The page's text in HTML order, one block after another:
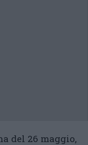
del 26 maggio,